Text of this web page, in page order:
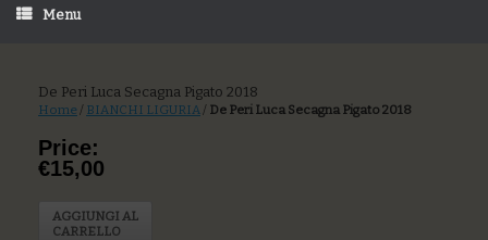
Menu
De Peri Luca Secagna Pigato 2018
Home / BIANCHI LIGURIA/ De Peri Luca Secagna Pigato 2018
Price:
€15,00
AGGIUNGI AL
CARRELLO